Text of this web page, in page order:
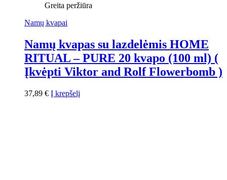
Greita peržiūra
Namų kvapai
Namų kvapas su lazdelėmis HOME
RITUAL – PURE 20 kvapo (100 ml) (
Įkvėpti Viktor and Rolf Flowerbomb )
37,89 € Į krepšelį